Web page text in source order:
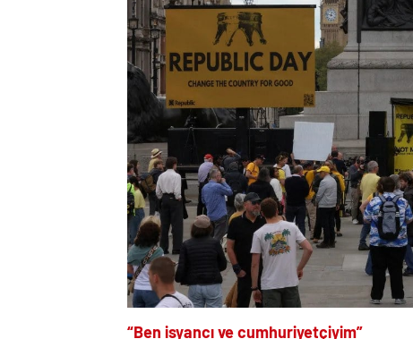
“Ben isyancı ve cumhuriyetçiyim”